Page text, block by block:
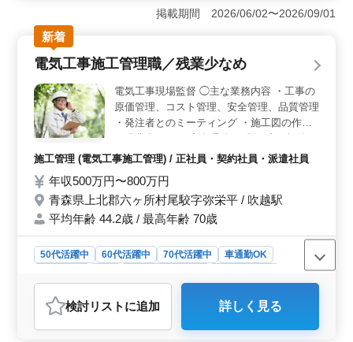
前整備やオーディオ取付、入出庫管理を担当します。外
車ディーラーならではの車両に携わる機会があり、これ
まで培った整備技術や知識を発揮できます。 ＜経験
豊富な整備士が活躍できる環境＞ 3級自動車整備士以上
の資格を活かせる職場です。外車整備に携わった経験が
ある方や、さらなる技術向上を目指したい方にも適した
環境です。 ＜無理なく働ける勤務条件＞ 完全週休2
日制で残業はありません。週3日から勤務できるため、ラ
イフスタイルに合わせた働き方が可能です。交通費は実
費支給で、無料駐車場完備のためマイカー通勤にも対応
しています。
掲載期間 2026/06/02〜2026/09/01
新着
電気工事施工管理職／残業少なめ
電気工事現場監督 ◯主な業務内容 ・工事の
原価管理、コスト管理、安全管理、品質管理
・発注者とのミーティング ・施工図の作成
み） ＊年間休日121日 ＊交通費実費支給
技術をもとに活躍していただけます！ 現場
をお任せできるベテランさんを募集します！
施工管理 (電気工事施工管理) / 正社員・契約社員・派遣社員
年収500万円〜800万円
青森県上北郡六ヶ所村尾駮字弥栄平 / 吹越駅
平均年齢 44.2歳 / 最高年齢 70歳
50代活躍中 60代活躍中 70代活躍中
車通勤OK
派遣社員
おすすめポイント
＜経験を活かせる電気工事施工管理業務＞ 原価・コス
検討リスト に追加 詳しく見る